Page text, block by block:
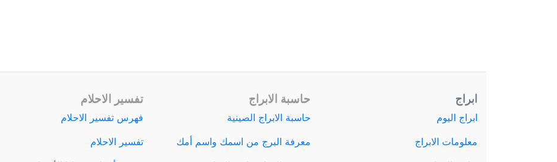
ابراج
ابراج اليوم
معلومات الابراج
حاسبة الابراج
حاسبة الابراج الصينية
معرفة البرج من اسمك واسم أمك
تفسير الاحلام
فهرس تفسير الاحلام
تفسير الاحلام